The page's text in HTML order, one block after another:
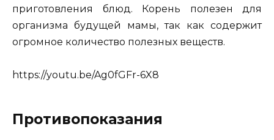
приготовления блюд. Корень полезен для
организма будущей мамы, так как содержит
огромное количество полезных веществ.
https://youtu.be/Ag0fGFr-6X8
Противопоказания